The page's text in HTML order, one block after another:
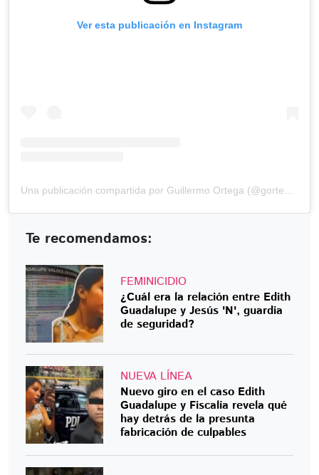
Ver esta publicación en Instagram
Te recomendamos:
FEMINICIDIO
¿Cuál era la relación entre Edith
Guadalupe y Jesús 'N', guardia
de seguridad?
NUEVA LÍNEA
Nuevo giro en el caso Edith
Guadalupe y Fiscalía revela qué
hay detrás de la presunta
fabricación de culpables